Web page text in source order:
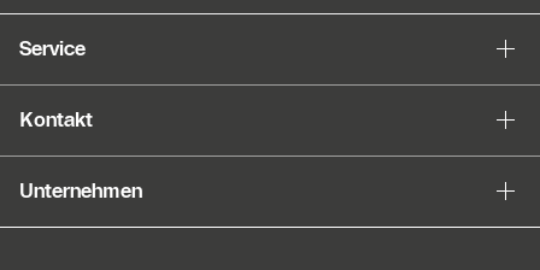
Service
Kontakt
Unternehmen